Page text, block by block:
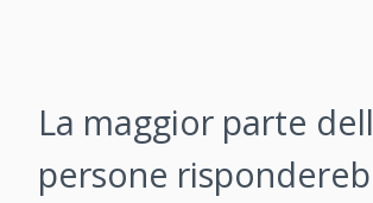
La maggior parte
persone